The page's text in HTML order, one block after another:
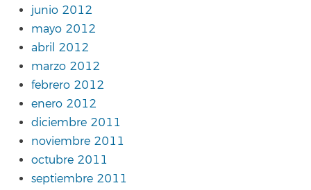
junio 2012
mayo 2012
abril 2012
marzo 2012
febrero 2012
enero 2012
diciembre 2011
noviembre 2011
octubre 2011
septiembre 2011